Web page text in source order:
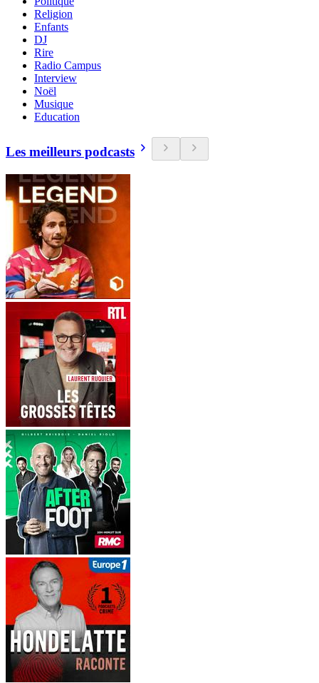
Religion
Enfants
DJ
Rire
Radio Campus
Interview
Noël
Musique
Education
Les meilleurs podcasts